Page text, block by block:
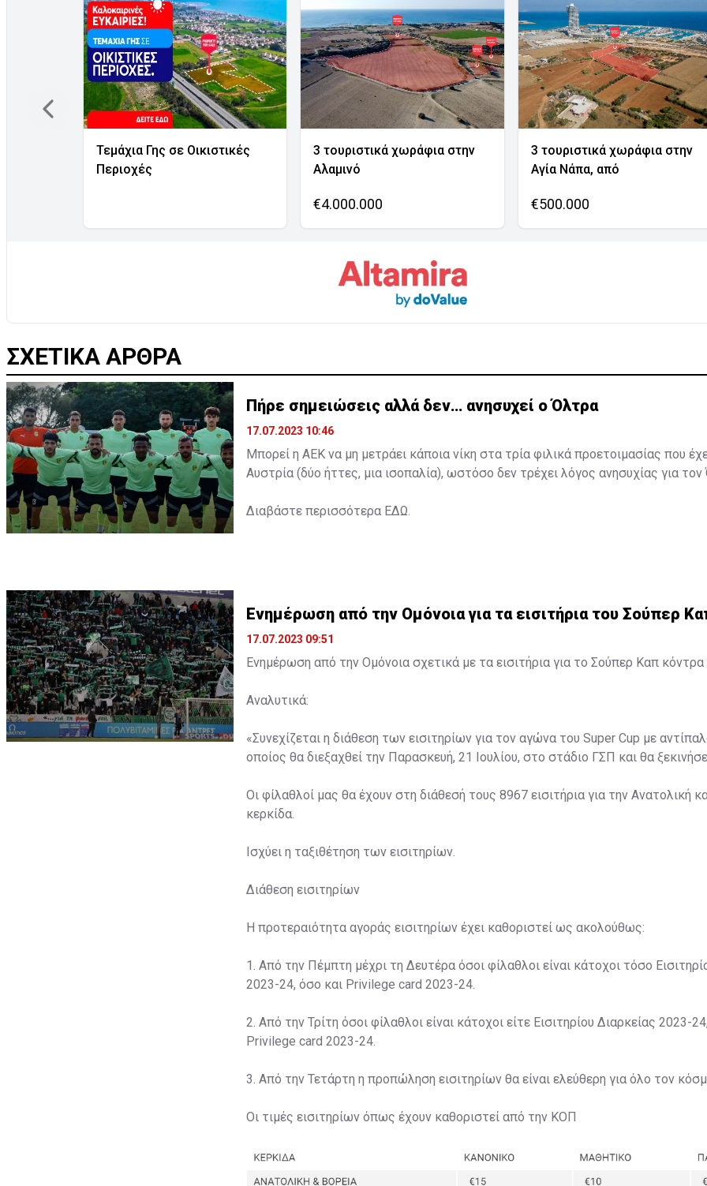
Τεμάχια Γης σε Οικιστικές
Περιοχές
3 τουριστικά χωράφια στην
Αλαμινό
€4.000.000
3 τουριστικά χωράφια στην
Αγία Νάπα, από
€500.000
ΣΧΕΤΙΚΑ ΑΡΘΡΑ
Πήρε σημειώσεις αλλά δεν… ανησυχεί ο Όλτρα
17.07.2023 10:46
Μπορεί η ΑΕΚ να μη μετράει κάποια νίκη στα τρία φιλικά προετοιμασίας που
Αυστρία (δύο ήττες, μια ισοπαλία), ωστόσο δεν τρέχει λόγος ανησυχίας για τον
Διαβάστε περισσότερα ΕΔΩ
Ενημέρωση από την Ομόνοια για τα εισιτήρια του Σούπερ
17.07.2023 09:51
Ενημέρωση από την Ομόνοια σχετικά με τα εισιτήρια για το Σούπερ Καπ κόντρα
Αναλυτικά:
«Συνεχίζεται η διάθεση των εισιτηρίων για τον αγώνα του Super Cup με
οποίος θα διεξαχθεί την Παρασκευή, 21 Ιουλίου, στο στάδιο ΓΣΠ και θα
Οι φίλαθλοί μας θα έχουν στη διάθεσή τους 8967 εισιτήρια για την Ανατολική
κερκίδα.
Ισχύει η ταξιθέτηση των εισιτηρίων.
Διάθεση εισιτηρίων
Η προτεραιότητα αγοράς εισιτηρίων έχει καθοριστεί ως ακολούθως:
1. Από την Πέμπτη μέχρι τη Δευτέρα όσοι φίλαθλοι είναι κάτοχοι τόσο
2023-24, όσο και Privilege card 2023-24.
2. Από την Τρίτη όσοι φίλαθλοι είναι κάτοχοι είτε Εισιτηρίου Διαρκείας 2023-
Privilege card 2023-24.
3. Από την Τετάρτη η προπώληση εισιτηρίων θα είναι ελεύθερη για όλο τον
Οι τιμές εισιτηρίων όπως έχουν καθοριστεί από την ΚΟΠ